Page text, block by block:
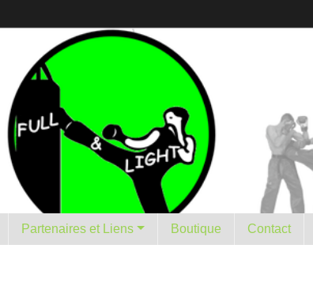
Partenaires et Liens Boutique Contact